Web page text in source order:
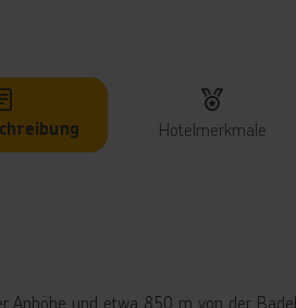
Hotelmerkmale
Anhöhe und etwa 850 m von der